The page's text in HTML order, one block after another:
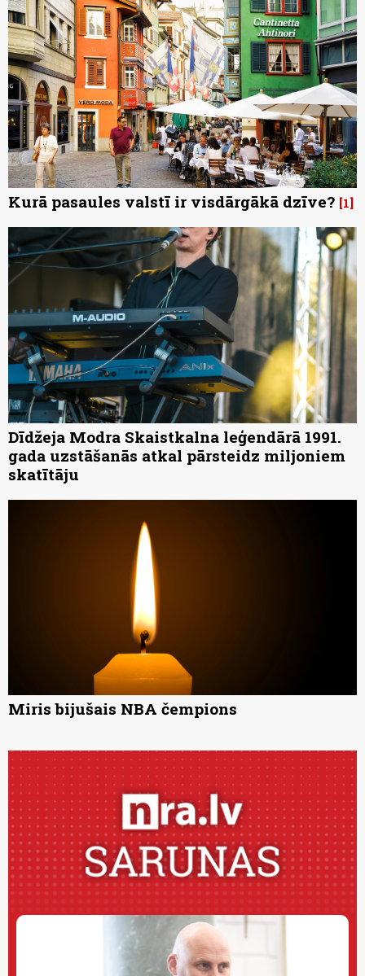
Kurā pasaules valstī ir visdārgākā dzīve? 1
Dīdžeja Modra Skaistkalna leģendārā 1991.
gada uzstāšanās atkal pārsteidz miljoniem
skatītāju
Miris bijušais NBA čempions